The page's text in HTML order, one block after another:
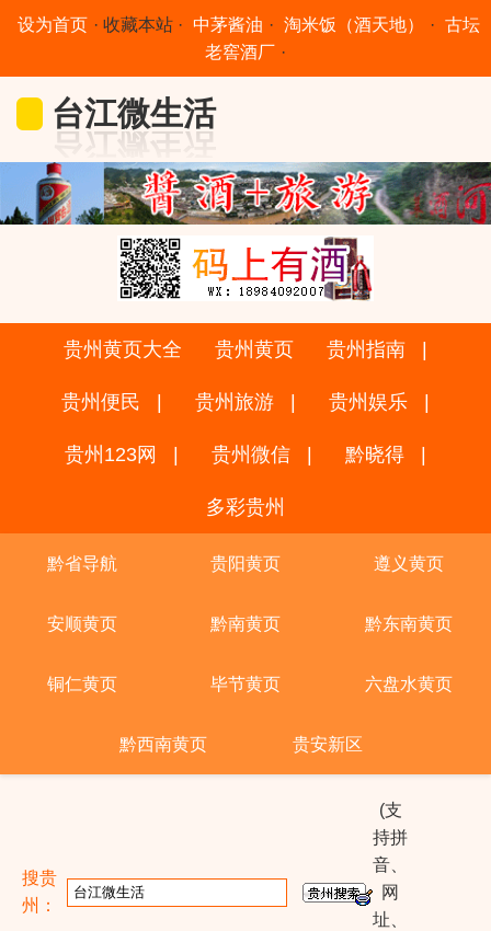
设为首页 · 收藏本站 · 中茅酱油 · 淘米饭（酒天地） · 古坛
老窖酒厂 ·
台江微生活
贵州黄页大全 贵州黄页 贵州指南
贵州便民 贵州旅游 贵州娱乐
贵州123网 贵州微信 黔晓得
多彩贵州
黔省导航 贵阳黄页 遵义黄页
安顺黄页 黔南黄页 黔东南黄页
铜仁黄页 毕节黄页 六盘水黄页
黔西南黄页 贵安新区
搜贵
州：
(支
持拼
音、
网
址、